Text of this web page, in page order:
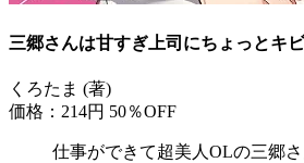
三郷さんは甘すぎ上司にちょっとキ
くろたま (著)
価格：214円 50％OFF
仕事ができて超美人OLの三郷